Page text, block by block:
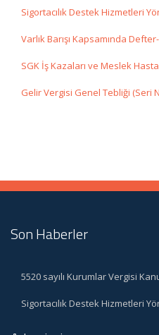
Sigortacılık Destek Hizmetleri
Varlık Barışı Kapsamında
SGK İş Kazaları ve Meslek
Gelir Vergisi Genel Tebliği (Seri
Son Haberler
5520 sayılı Kurumlar Vergisi
Sigortacılık Destek Hizmetleri